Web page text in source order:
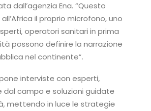
dall’agenzia Ena. “Questo
il proprio microfono, uno
operatori sanitari in prima
possono definire la narrazione
nel continente”.
interviste con esperti,
dal campo e soluzioni guidate
mettendo in luce le strategie